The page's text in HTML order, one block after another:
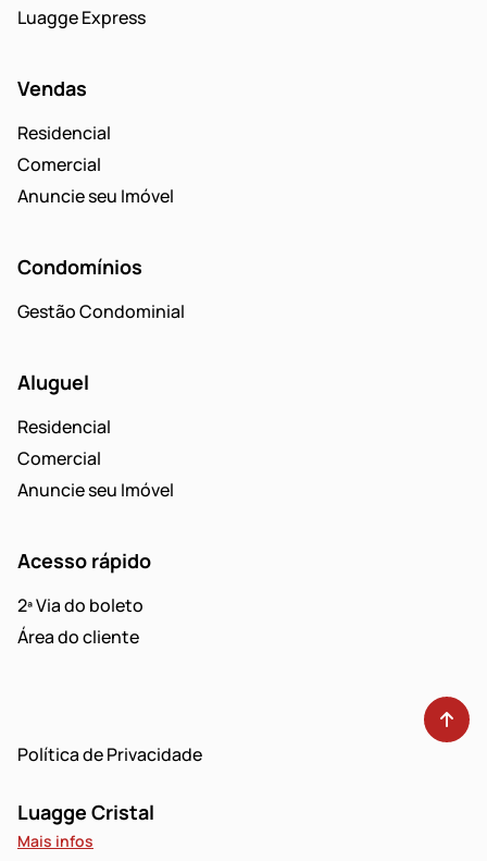
Luagge Express
Vendas
Residencial
Comercial
Anuncie seu Imóvel
Condomínios
Gestão Condominial
Aluguel
Residencial
Comercial
Anuncie seu Imóvel
Acesso rápido
2ª Via do boleto
Área do cliente
Política de Privacidade
Luagge Cristal
Mais infos